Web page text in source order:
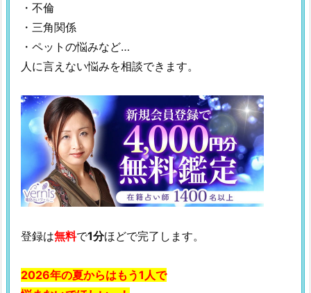
・不倫
・三角関係
・ペットの悩みなど…
人に言えない悩みを相談できます。
登録は無料で1分ほどで完了します。
2026年の夏からはもう1人で